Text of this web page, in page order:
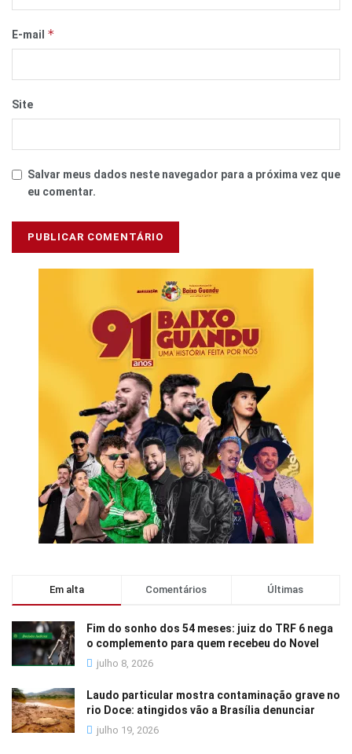
E-mail *
Site
Salvar meus dados neste navegador para a próxima vez que
eu comentar.
Em alta Comentários Últimas
Fim do sonho dos 54 meses: juiz do TRF 6 nega
o complemento para quem recebeu do Novel
julho 8, 2026
Laudo particular mostra contaminação grave no
rio Doce: atingidos vão a Brasília denunciar
julho 19, 2026